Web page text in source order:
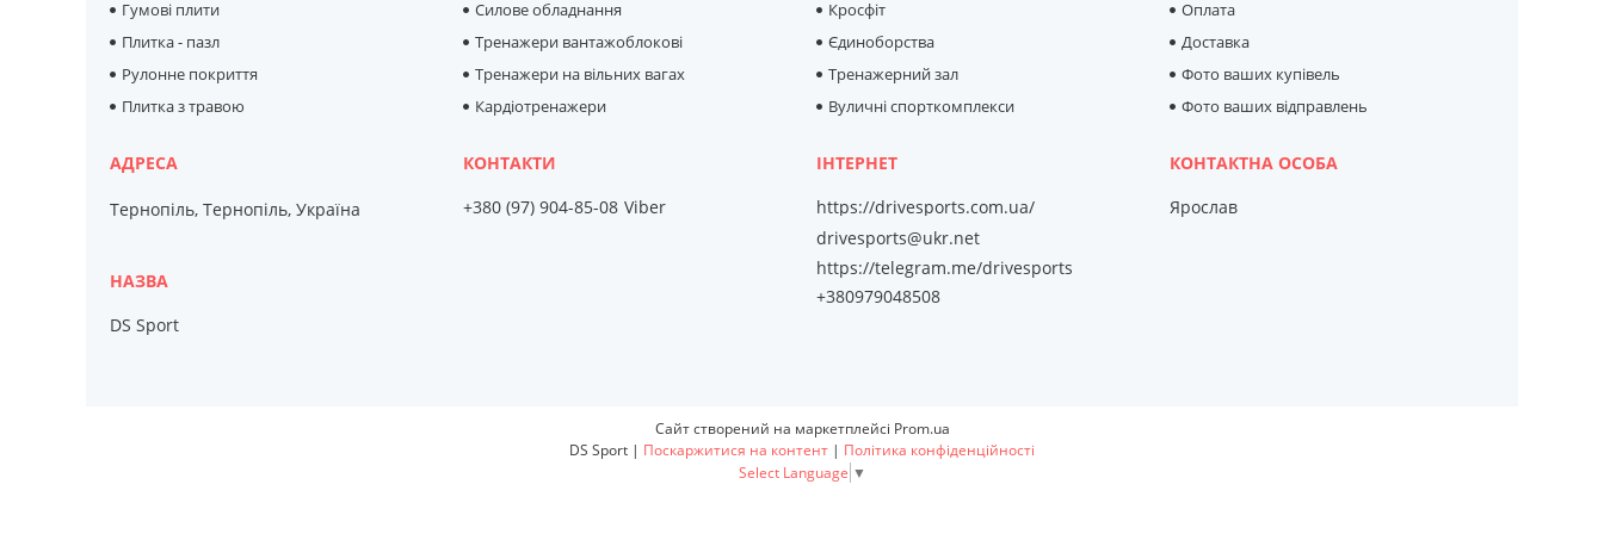
Гумові плити
Плитка - пазл
Рулонне покриття
Плитка з травою
Силове обладнання
Тренажери вантажоблокові
Тренажери на вільних вагах
Кардіотренажери
Кросфіт
Єдиноборства
Тренажерний зал
Вуличні спорткомплекси
Оплата
Доставка
Фото ваших купівель
Фото ваших відправлень
Тернопіль, Тернопіль, Україна
DS Sport
+380 (97) 904-85-08 Viber
https://drivesports.com.ua/
drivesports@ukr.net
https://telegram.me/drivesports
+380979048508
Ярослав
Сайт створений на маркетплейсі Prom.ua
DS Sport | Поскаржитися на контент | Політика конфіденційності
Select Language ▼